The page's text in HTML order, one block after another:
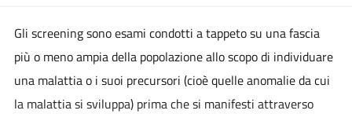
Gli screening sono esami condotti a tappeto su una fascia
più o meno ampia della popolazione allo scopo di individuare
una malattia o i suoi precursori (cioè quelle anomalie da cui
la malattia si sviluppa) prima che si manifesti attraverso